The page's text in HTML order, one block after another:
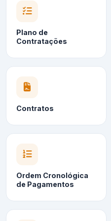
Plano de
Contratações
Contratos
Ordem Cronológica
de Pagamentos